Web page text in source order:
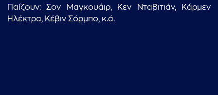
...πληκτρολογήστε κείμενο προς αναζήτηση
Παίζουν: Σον Μαγκουάιρ, Κεν Νταβιτιάν, Κάρμεν
Ηλέκτρα, Κέβιν Σόρμπο, κ.ά.